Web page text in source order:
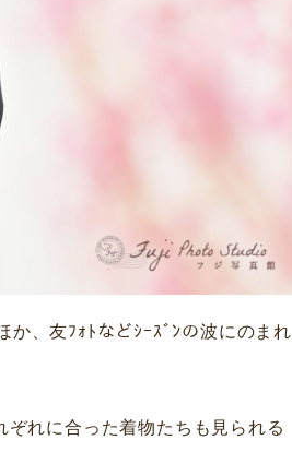
か、友ﾌｫﾄなどｼｰｽﾞﾝの波にのまれ
れに合った着物たちも見られる